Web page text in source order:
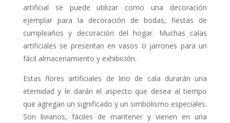
artificial se puede utilizar como una decoración
ejemplar para la decoración de bodas, fiestas de
cumpleaños y decoración del hogar. Muchas calas
artificiales se presentan en vasos o jarrones para un
fácil almacenamiento y exhibición.
Estas flores artificiales de lirio de cala durarán una
eternidad y le darán el aspecto que desea al tiempo
que agregan un significado y un simbolismo especiales.
Son livianos, fáciles de mantener y vienen en una